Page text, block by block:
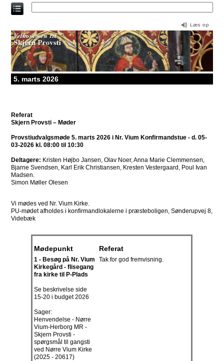
Direkte
til
5. marts 2026
Referat
Skjern Provsti – Møder
Provstiudvalgsmøde 5. marts 2026 i Nr. Vium Konfirmandstue - d. 05-
03-2026 kl. 08:00 til 10:30
Deltagere: Kristen Højbo Jansen, Olav Noer, Anna Marie Clemmensen,
Bjarne Svendsen, Karl Erik Christiansen, Kresten Vestergaard, Poul Ivan
Madsen.
Simon Møller Olesen
Vi mødes ved Nr. Vium Kirke.
PU-mødet afholdes i konfirmandlokalerne i præsteboligen, Sønderupvej 8,
Videbæk
Mødepunkt Referat
1 - Besøg på Nr. Vium
Kirkegård - flisegang
fra kirke til P-Plads
Se beskrivelse side
15-20 i budget 2026
Sager:
Henvendelse - Nørre
Vium-Herborg MR -
Skjern Provsti -
spørgsmål til gangsti
ved Nørre Vium Kirke
(2025 - 20617)
Tak for god fremvisning.